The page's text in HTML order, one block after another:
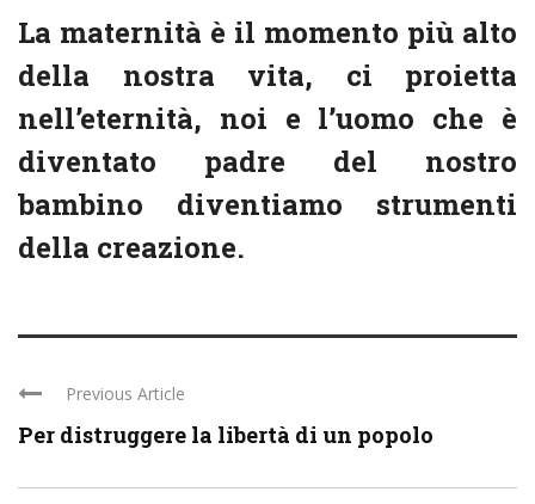
La maternità è il momento più alto
della nostra vita, ci proietta
nell’eternità, noi e l’uomo che è
diventato padre del nostro
bambino diventiamo strumenti
della creazione.
Previous Article
Per distruggere la libertà di un popolo